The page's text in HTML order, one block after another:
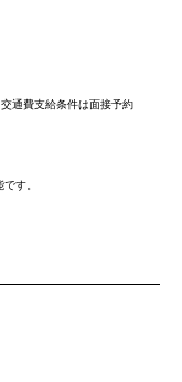
通費支給条件は面接予約
す。